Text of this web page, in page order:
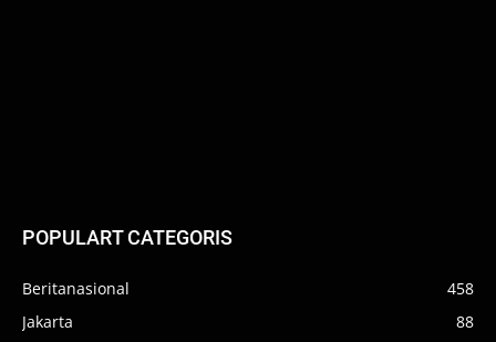
POPULART CATEGORIS
Beritanasional
458
Jakarta
88